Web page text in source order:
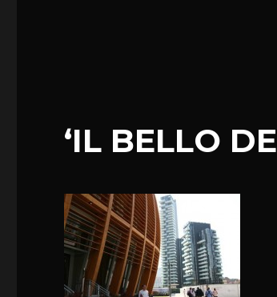
‘IL BELLO